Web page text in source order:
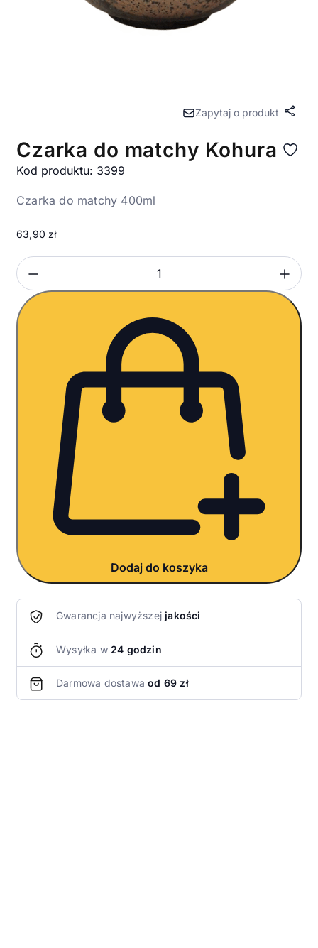
Zapytaj o produkt
Czarka do matchy Kohura
Kod produktu: 3399
Czarka do matchy 400ml
63,90 zł
Dodaj do koszyka
Gwarancja najwyższejjakości
Wysyłka w 24 godzin
Darmowa dostawa od 69 zł